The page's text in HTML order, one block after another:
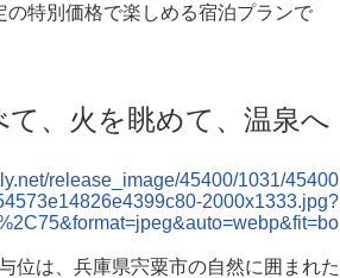
の特別価格で楽しめる宿泊プランで
て、火を眺めて、温泉へ
release_image/45400/1031/45400
2000x1333.jpg?
位は、兵庫県宍粟市の自然に囲まれた